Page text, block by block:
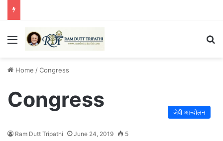
Menu
Home /Congress
Congress
जेपी आन्दोलन
Ram Dutt Tripathi June 24, 2019 5